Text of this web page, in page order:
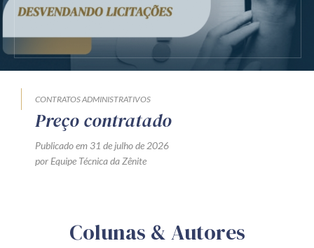
CONTRATOS ADMINISTRATIVOS
Preço contratado
Publicado em 31 de julho de 2026
por Equipe Técnica da Zênite
Colunas & Autores